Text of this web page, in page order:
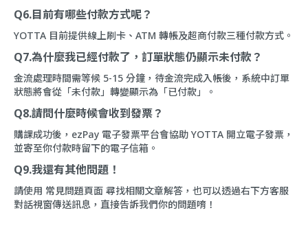
Q6.目前有哪些付款方式呢？
YOTTA 目前提供線上刷卡、ATM 轉帳及超商付款三種付款方式。
Q7.為什麼我已經付款了，訂單狀態仍顯示未付款？
金流處理時間需等候 5-15 分鐘，待金流完成入帳後，系統中訂單
狀態將會從「未付款」轉變顯示為「已付款」。
Q8.請問什麼時候會收到發票？
購課成功後，ezPay 電子發票平台會協助 YOTTA 開立電子發票，
並寄至你付款時留下的電子信箱。
Q9.我還有其他問題！
請使用 常見問題頁面 尋找相關文章解答，也可以透過右下方客服
對話視窗傳送訊息，直接告訴我們你的問題唷！